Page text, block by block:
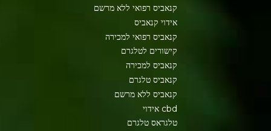
קנאביס רפואי ללא מרשם
אידוי קנאביס
קנאביס רפואי למכירה
קישורים לטלגרם
קנאביס למכירה
קנאביס טלגרם
קנאביס ללא מרשם
cbd אידוי
טלגראס טלגרם